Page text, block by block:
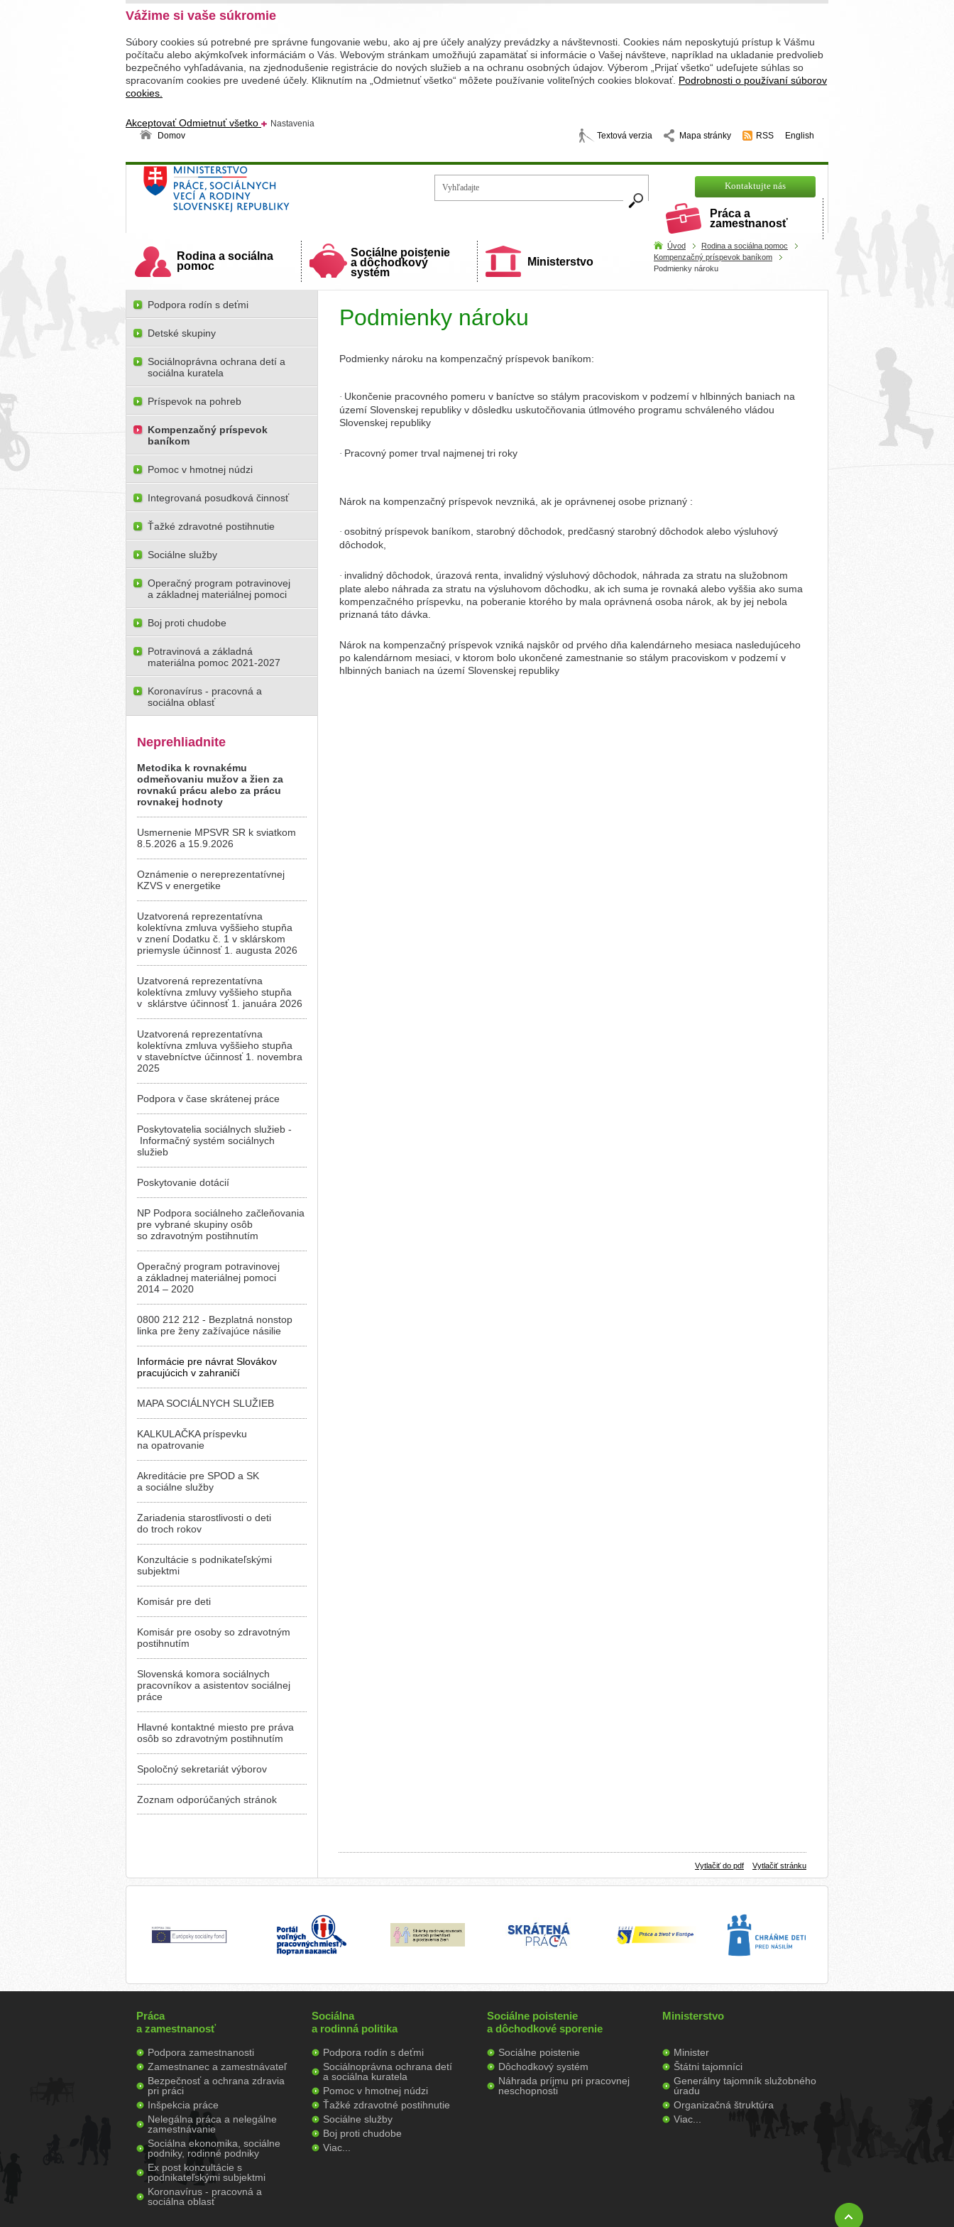
Vážime si vaše súkromie
Súbory cookies sú potrebné pre správne fungovanie webu, ako aj pre účely analýzy prevádzky a návštevnosti. Cookies nám neposkytujú prístup k Vášmu
počítaču alebo akýmkoľvek informáciám o Vás. Webovým stránkam umožňujú zapamätať si informácie o Vašej návšteve, napríklad na ukladanie predvolieb
bezpečného vyhľadávania, na zjednodušenie registrácie do nových služieb a na ochranu osobných údajov. Výberom „Prijať všetko“ udeľujete súhlas so
spracovaním cookies pre uvedené účely. Kliknutím na „Odmietnuť všetko“ môžete používanie voliteľných cookies blokovať. Podrobnosti o používaní súborov
cookies.
AkceptovaťOdmietnuť všetko
Nastavenia
Domov
Textová verzia Mapa stránky RSS English
Ministerstvo práce, sociálnych vecí a rodiny
Slovenskej republiky
Kontaktujte nás
Práca a
zamestnanosť
Rodina a sociálna
pomoc
Sociálne poistenie
a dôchodkový
systém
Ministerstvo
Úvod
Rodina a sociálna pomoc
Kompenzačný príspevok baníkom
Podmienky nároku
Podmienky nároku
Podmienky nároku na kompenzačný príspevok baníkom:
· Ukončenie pracovného pomeru v baníctve so stálym pracoviskom v podzemí v hlbinných baniach na
území Slovenskej republiky v dôsledku uskutočňovania útlmového programu schváleného vládou
Slovenskej republiky
· Pracovný pomer trval najmenej tri roky
Nárok na kompenzačný príspevok nevzniká, ak je oprávnenej osobe priznaný :
· osobitný príspevok baníkom, starobný dôchodok, predčasný starobný dôchodok alebo výsluhový
dôchodok,
· invalidný dôchodok, úrazová renta, invalidný výsluhový dôchodok, náhrada za stratu na služobnom
plate alebo náhrada za stratu na výsluhovom dôchodku, ak ich suma je rovnaká alebo vyššia ako suma
kompenzačného príspevku, na poberanie ktorého by mala oprávnená osoba nárok, ak by jej nebola
priznaná táto dávka.
Nárok na kompenzačný príspevok vzniká najskôr od prvého dňa kalendárneho mesiaca nasledujúceho
po kalendárnom mesiaci, v ktorom bolo ukončené zamestnanie so stálym pracoviskom v podzemí v
hlbinných baniach na území Slovenskej republiky
Podpora rodín s deťmi
Detské skupiny
Sociálnoprávna ochrana detí a
sociálna kuratela
Príspevok na pohreb
Kompenzačný príspevok
baníkom
Pomoc v hmotnej núdzi
Integrovaná posudková činnosť
Ťažké zdravotné postihnutie
Sociálne služby
Operačný program potravinovej
a základnej materiálnej pomoci
Boj proti chudobe
Potravinová a základná
materiálna pomoc 2021-2027
Koronavírus - pracovná a
sociálna oblasť
Neprehliadnite
Metodika k rovnakému
odmeňovaniu mužov a žien za
rovnakú prácu alebo za prácu
rovnakej hodnoty
Usmernenie MPSVR SR k sviatkom
8.5.2026 a 15.9.2026
Oznámenie o nereprezentatívnej
KZVS v energetike
Uzatvorená reprezentatívna
kolektívna zmluva vyššieho stupňa
v znení Dodatku č. 1 v sklárskom
priemysle účinnosť 1. augusta 2026
Uzatvorená reprezentatívna
kolektívna zmluvy vyššieho stupňa
v sklárstve účinnosť 1. januára 2026
Uzatvorená reprezentatívna
kolektívna zmluva vyššieho stupňa
v stavebníctve účinnosť 1. novembra
2025
Podpora v čase skrátenej práce
Poskytovatelia sociálnych služieb -
Informačný systém sociálnych
služieb
Poskytovanie dotácií
NP Podpora sociálneho začleňovania
pre vybrané skupiny osôb
so zdravotným postihnutím
Operačný program potravinovej
a základnej materiálnej pomoci
2014 – 2020
0800 212 212 - Bezplatná nonstop
linka pre ženy zažívajúce násilie
Informácie pre návrat Slovákov
pracujúcich v zahraničí
MAPA SOCIÁLNYCH SLUŽIEB
KALKULAČKA príspevku
na opatrovanie
Akreditácie pre SPOD a SK
a sociálne služby
Zariadenia starostlivosti o deti
do troch rokov
Konzultácie s podnikateľskými
subjektmi
Komisár pre deti
Komisár pre osoby so zdravotným
postihnutím
Slovenská komora sociálnych
pracovníkov a asistentov sociálnej
práce
Hlavné kontaktné miesto pre práva
osôb so zdravotným postihnutím
Spoločný sekretariát výborov
Zoznam odporúčaných stránok
Vytlačiť do pdf Vytlačiť stránku
Práca
a zamestnanosť
Podpora zamestnanosti
Zamestnanec a zamestnávateľ
Bezpečnosť a ochrana zdravia
pri práci
Inšpekcia práce
Nelegálna práca a nelegálne
zamestnávanie
Sociálna ekonomika, sociálne
podniky, rodinné podniky
Ex post konzultácie s
podnikateľskými subjektmi
Koronavírus - pracovná a
sociálna oblasť
Sociálna
a rodinná politika
Podpora rodín s deťmi
Sociálnoprávna ochrana detí
a sociálna kuratela
Pomoc v hmotnej núdzi
Ťažké zdravotné postihnutie
Sociálne služby
Boj proti chudobe
Viac...
Sociálne poistenie
a dôchodkové sporenie
Sociálne poistenie
Dôchodkový systém
Náhrada príjmu pri pracovnej
neschopnosti
Ministerstvo
Minister
Štátni tajomníci
Generálny tajomník služobného
úradu
Organizačná štruktúra
Viac...